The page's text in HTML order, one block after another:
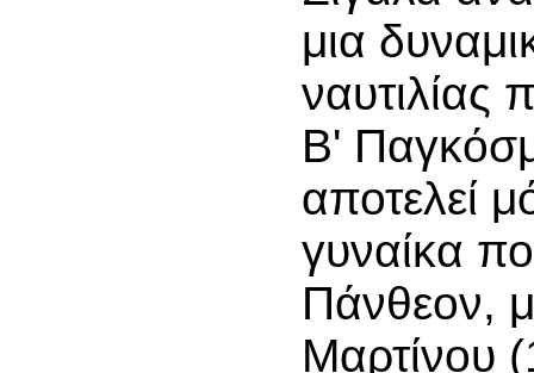
μια
ναυτιλίας
Β'
αποτελεί
γυναίκα
Πάνθεον,
Μαρτίνου